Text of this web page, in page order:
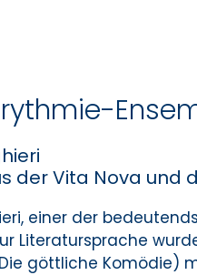
der Vita Nova und
einer der
Literatursprache
göttliche Komödie)